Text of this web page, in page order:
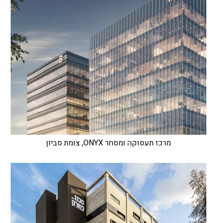
מרכז תעסוקה ומסחר ONYX, צומת סביון